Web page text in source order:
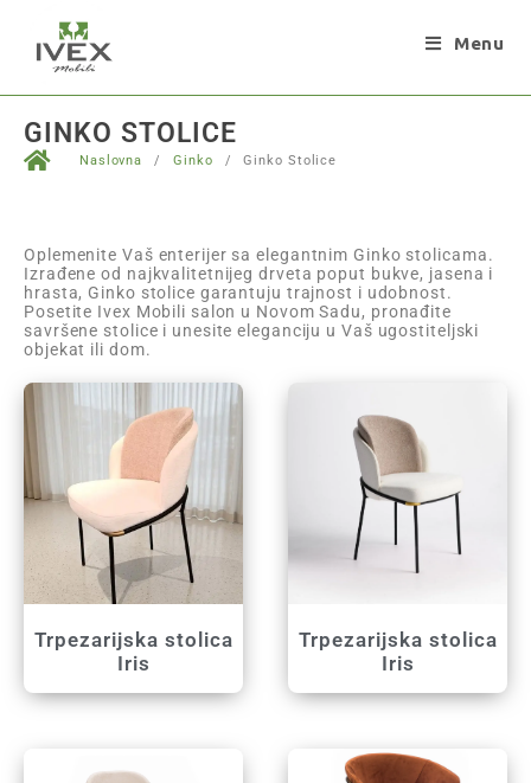
Menu
GINKO STOLICE
Naslovna / Ginko / Ginko Stolice
Oplemenite Vaš enterijer sa elegantnim Ginko stolicama.
Izrađene od najkvalitetnijeg drveta poput bukve, jasena i
hrasta, Ginko stolice garantuju trajnost i udobnost.
Posetite Ivex Mobili salon u Novom Sadu, pronađite
savršene stolice i unesite eleganciju u Vaš ugostiteljski
objekat ili dom.
Trpezarijska stolica
Iris
Trpezarijska stolica
Iris